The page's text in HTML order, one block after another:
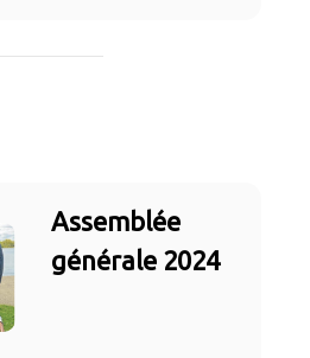
Assemblée
générale 2024